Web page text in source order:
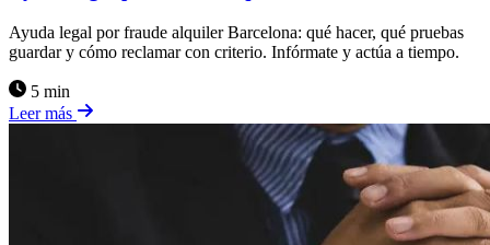
Ayuda legal por fraude alquiler Barcelona: qué hacer, qué pruebas
guardar y cómo reclamar con criterio. Infórmate y actúa a tiempo.
5 min
Leer más